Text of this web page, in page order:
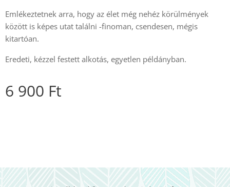
Emlékeztetnek arra, hogy az élet még nehéz körülmények
között is képes utat találni -finoman, csendesen, mégis
kitartóan.
Eredeti, kézzel festett alkotás, egyetlen példányban.
6 900 Ft